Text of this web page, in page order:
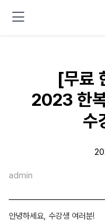
[무료
2023 한
수
admin
안녕하세요, 수강생 여러분!